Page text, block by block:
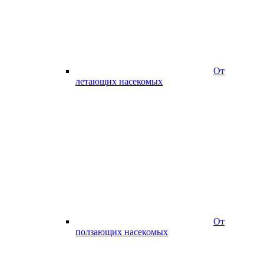
От
летающих насекомых
От
ползающих насекомых